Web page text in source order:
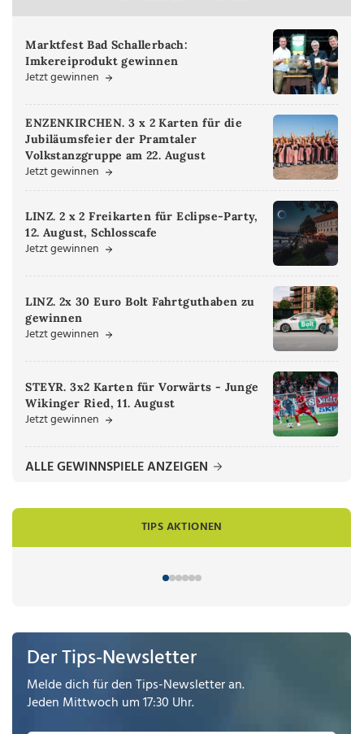
Marktfest Bad Schallerbach:
Imkereiprodukt gewinnen
Jetzt gewinnen
ENZENKIRCHEN. 3 x 2 Karten für die
Jubiläumsfeier der Pramtaler
Volkstanzgruppe am 22. August
Jetzt gewinnen
LINZ. 2 x 2 Freikarten für Eclipse-Party,
12. August, Schlosscafe
Jetzt gewinnen
LINZ. 2x 30 Euro Bolt Fahrtguthaben zu
gewinnen
Jetzt gewinnen
STEYR. 3x2 Karten für Vorwärts - Junge
Wikinger Ried, 11. August
Jetzt gewinnen
ALLE GEWINNSPIELE ANZEIGEN
TIPS AKTIONEN
Der Tips-Newsletter
Melde dich für den Tips-Newsletter an.
Jeden Mittwoch um 17:30 Uhr.